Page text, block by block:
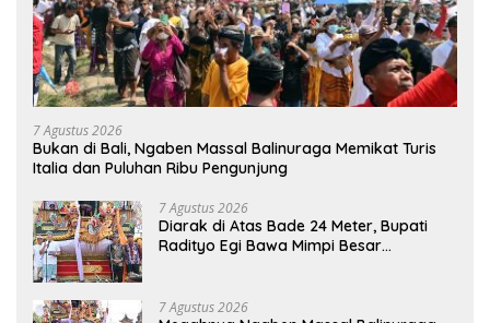
7 Agustus 2026
Bukan di Bali, Ngaben Massal Balinuraga Memikat Turis
Italia dan Puluhan Ribu Pengunjung
7 Agustus 2026
Diarak di Atas Bade 24 Meter, Bupati
Radityo Egi Bawa Mimpi Besar
7 Agustus 2026